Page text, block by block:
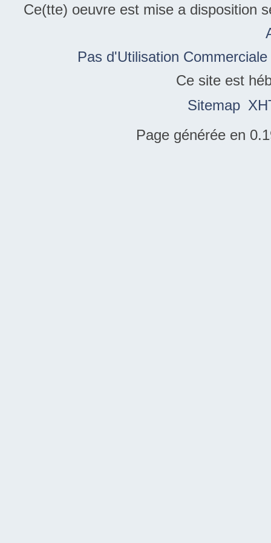
Ce(tte) oeuvre est mise a disposition
Pas d'Utilisation
Ce site est
Sitemap
Page générée en